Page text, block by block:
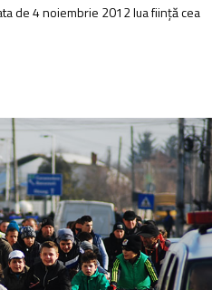
de 4 noiembrie 2012 lua fiinţă cea